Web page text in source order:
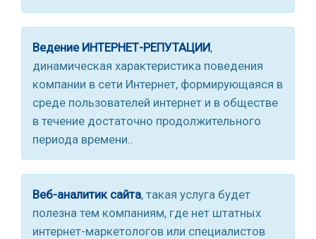
Ведение ИНТЕРНЕТ-РЕПУТАЦИИ,
динамическая характеристика поведения
компании в сети Интернет, формирующаяся в
среде пользователей интернет и в обществе
в течение достаточно продолжительного
периода времени..
Веб-аналитик сайта, такая услуга будет
полезна тем компаниям, где нет штатных
интернет-маркетологов или специалистов